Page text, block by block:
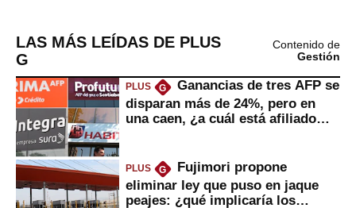
LAS MÁS LEÍDAS DE PLUS
G
Contenido de
Gestión
PLUS G
Ganancias de tres AFP se
disparan más de 24%, pero en
una caen, ¿a cuál está afiliado
PLUS G
Fujimori propone
eliminar ley que puso en jaque
peajes: ¿qué implicaría los